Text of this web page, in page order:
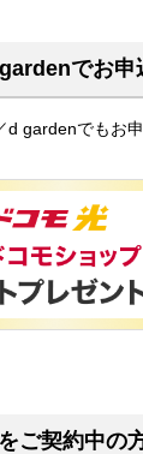
でお申
gardenでもお
ご契約中の